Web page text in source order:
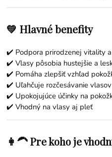
💚 Hlavné benefity
✔️ Podpora prirodzenej vitality
✔️ Vlasy pôsobia hustejšie a
✔️ Pomáha zlepšiť vzhľad
✔️ Uľahčuje rozčesávanie vlasov
✔️ Upokojujúce účinky na
✔️ Vhodný na vlasy aj pleť
👩‍🦱 Pre koho je